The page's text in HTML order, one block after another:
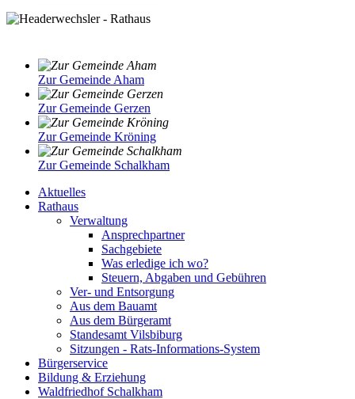
Zur Gemeinde Aham
Zur Gemeinde Gerzen
Zur Gemeinde Kröning
Zur Gemeinde Schalkham
Aktuelles
Rathaus
Verwaltung
Ansprechpartner
Sachgebiete
Was erledige ich wo?
Steuern, Abgaben und Gebühren
Ver- und Entsorgung
Aus dem Bauamt
Aus dem Bürgeramt
Standesamt Vilsbiburg
Sitzungen - Rats-Informations-System
Bürgerservice
Bildung & Erziehung
Waldfriedhof Schalkham